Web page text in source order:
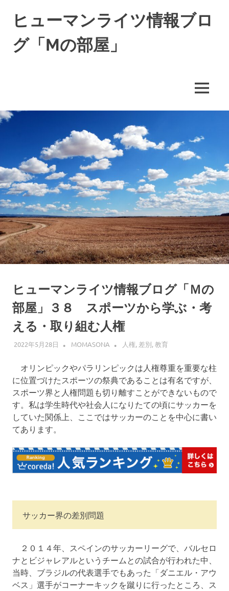
プ
ヒューマンライツ情報ブロ
グ「Mの部屋」
の
尊
重
さ
れ
る
世
界
へ
MENU
ヒューマンライツ情報ブログ「Ｍの
部屋」３８ スポーツから学ぶ・考
える・取り組む人権
2022年5月28日 MOMASONA 人権, 差別,教育
オリンピックやパラリンピックは人権尊重を重要な柱
に位置づけたスポーツの祭典であることは有名ですが、
スポーツ界と人権問題も切り離すことができないもので
す。私は学生時代や社会人になりたての頃にサッカーを
していた関係上、ここではサッカーのことを中心に書い
てあります。
サッカー界の差別問題
２０１４年、スペインのサッカーリーグで、バルセロ
ナとビジャレアルというチームとの試合が行われた中、
当時、ブラジルの代表選手でもあった「ダニエル・アウ
ベス」選手がコーナーキックを蹴りに行ったところ、ス